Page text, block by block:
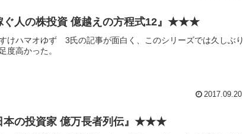
ぐ人の株投資 億越えの方程式12』★★★
けハマオゆず 3氏の記事が面白く、このシリーズでは久しぶり
度高かった。
2017.09.20
本の投資家 億万長者列伝』★★★